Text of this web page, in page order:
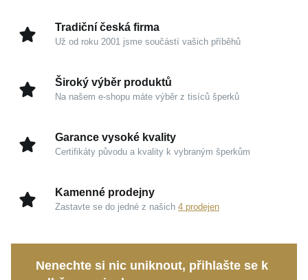
punc výjimečnosti, ať už se chystáte do moderní
kanceláře, nebo na formální večeři.
Kouzlo v detailech
trvanlivosti.
hru světla.
Nadčasový design:
Tradiční česká firma
Už od roku 2001 jsme součástí vašich příběhů
Široký výběr produktů
Na našem e-shopu máte výběr z tisíců šperků
Garance vysoké kvality
Certifikáty původu a kvality k vybraným šperkům
Kamenné prodejny
Zastavte se do jedné z našich 4 prodejen
Nenechte si nic uniknout, přihlašte se k